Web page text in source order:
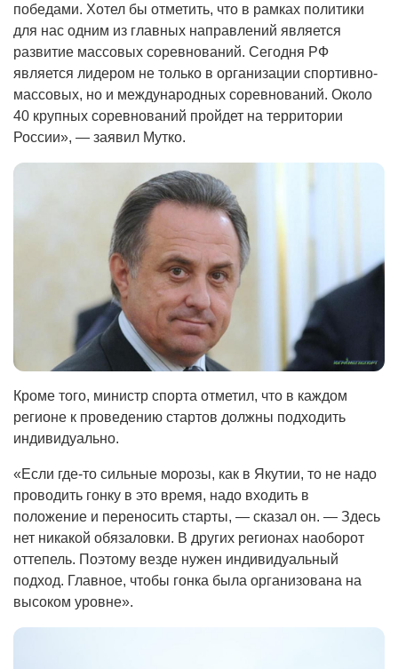
победами. Хотел бы отметить, что в рамках политики
для нас одним из главных направлений является
развитие массовых соревнований. Сегодня РФ
является лидером не только в организации спортивно-
массовых, но и международных соревнований. Около
40 крупных соревнований пройдет на территории
России», — заявил Мутко.
Кроме того, министр спорта отметил, что в каждом
регионе к проведению стартов должны подходить
индивидуально.
«Если где-то сильные морозы, как в Якутии, то не надо
проводить гонку в это время, надо входить в
положение и переносить старты, — сказал он. — Здесь
нет никакой обязаловки. В других регионах наоборот
оттепель. Поэтому везде нужен индивидуальный
подход. Главное, чтобы гонка была организована на
высоком уровне».